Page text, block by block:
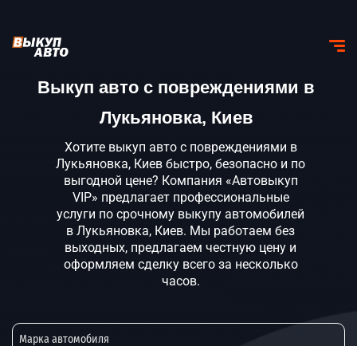
Выкуп авто с повреждениями в
Лукьяновка, Киев
Хотите выкуп авто с повреждениями в
Лукьяновка, Киев быстро, безопасно и по
выгодной цене? Компания «Автовыкуп
VIP» предлагает профессиональные
услуги по срочному выкупу автомобилей
в Лукьяновка, Киев. Мы работаем без
выходных, предлагаем честную цену и
оформляем сделку всего за несколько
часов.
Марка автомобиля